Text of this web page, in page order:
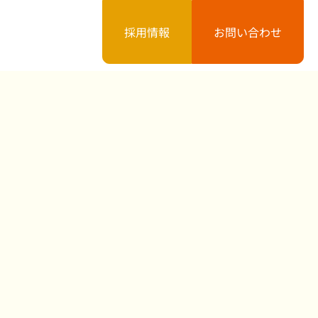
採用情報 お問い合わせ